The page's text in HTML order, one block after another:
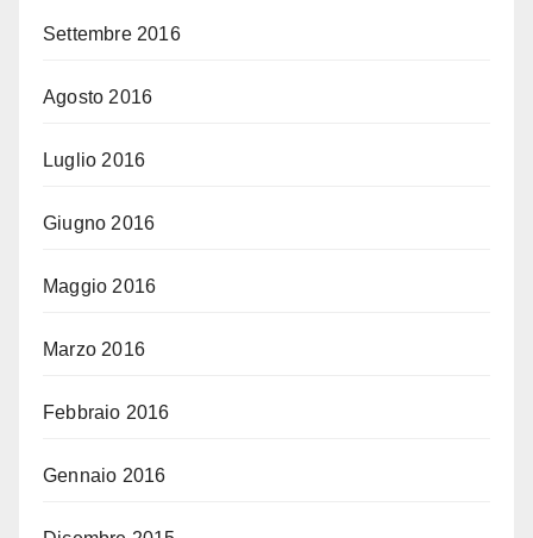
Settembre 2016
Agosto 2016
Luglio 2016
Giugno 2016
Maggio 2016
Marzo 2016
Febbraio 2016
Gennaio 2016